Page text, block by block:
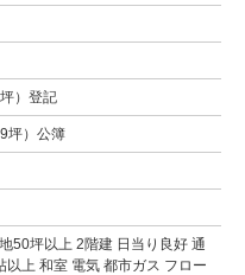
）登記
坪）公簿
50坪以上 2階建 日当り良好 通
以上 和室 電気 都市ガス フロー